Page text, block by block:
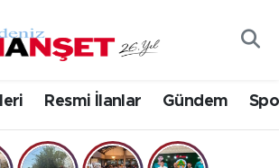
Resmi İlanlar Gündem
Durumu
Vakitleri